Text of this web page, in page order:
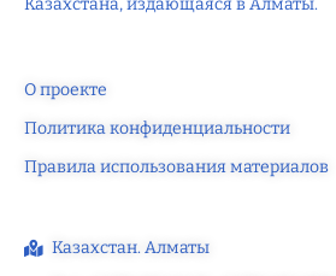
Казахстана, издающаяся в Алматы.
О проекте
Политика конфиденциальности
Правила использования материалов
Казахстан. Алматы